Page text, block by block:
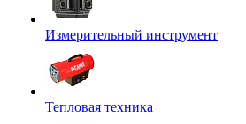
Измерительный инструмент
Тепловая техника